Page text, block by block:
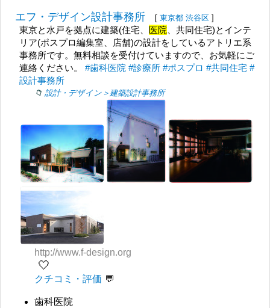
エフ・デザイン設計事務所 [ 東京都 渋谷区 ]
東京と水戸を拠点に建築(住宅、 医院 、共同住宅)とインテ
リア(ポスプロ編集室、店舗)の設計をしているアトリエ系
事務所です。無料相談を受付けていますので、お気軽にご
連絡ください。#歯科医院 #診療所 #ポスプロ #共同住宅 #
設計事務所
設計・デザイン＞建築設計事務所
http://www.f-design.org
🤍
クチコミ・評価
歯科医院